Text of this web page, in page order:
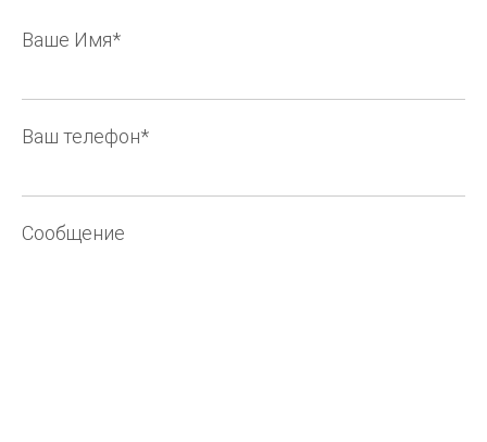
Ваше Имя*
Ваш телефон*
Сообщение